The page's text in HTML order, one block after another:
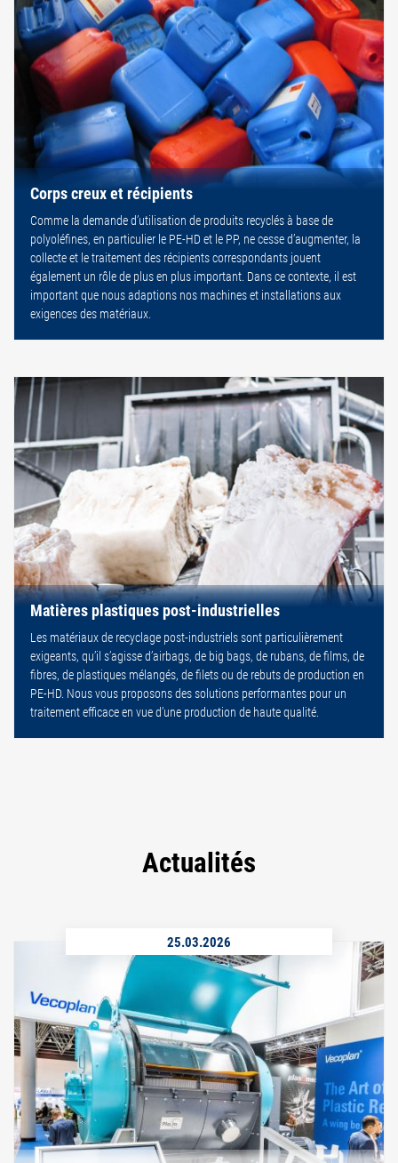
Corps creux et récipients
Comme la demande d’utilisation de produits recyclés à base de
polyoléfines, en particulier le PE-HD et le PP, ne cesse d’augmenter, la
collecte et le traitement des récipients correspondants jouent
également un rôle de plus en plus important. Dans ce contexte, il est
important que nous adaptions nos machines et installations aux
exigences des matériaux.
Matières plastiques post-industrielles
Les matériaux de recyclage post-industriels sont particulièrement
exigeants, qu’il s’agisse d’airbags, de big bags, de rubans, de films, de
fibres, de plastiques mélangés, de filets ou de rebuts de production en
PE-HD. Nous vous proposons des solutions performantes pour un
traitement efficace en vue d’une production de haute qualité.
Actualités
25.03.2026